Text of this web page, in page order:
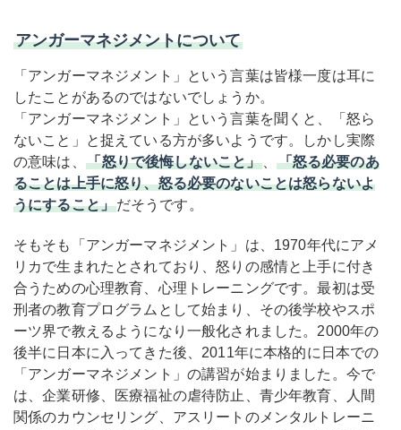
アンガーマネジメントについて
「アンガーマネジメント」という言葉は皆様一度は耳に
したことがあるのではないでしょうか。
「アンガーマネジメント」という言葉を聞くと、「怒ら
ないこと」と捉えている方が多いようです。しかし実際
の意味は、 「怒りで後悔しないこと」、「怒る必要のあ
ることは上手に怒り、怒る必要のないことは怒らないよ
うにすること」だそうです。
そもそも「アンガーマネジメント」は、1970年代にアメ
リカで生まれたとされており、怒りの感情と上手に付き
合うための心理教育、心理トレーニングです。最初は受
刑者の教育プログラムとして始まり、その後学校やスポ
ーツ界で教えるようになり一般化されました。2000年の
後半に日本に入ってきた後、2011年に本格的に日本での
「アンガーマネジメント」の講習が始まりました。今で
は、企業研修、医療福祉の虐待防止、青少年教育、人間
関係のカウンセリング、アスリートのメンタルトレーニ